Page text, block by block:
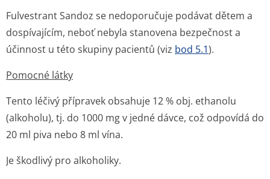
Fulvestrant Sandoz se nedoporučuje podávat dětem a
dospívajícím, neboť nebyla stanovena bezpečnost a
účinnost u této skupiny pacientů (viz bod 5.1).
Pomocné látky
Tento léčivý přípravek obsahuje 12 % obj. ethanolu
(alkoholu), tj. do 1000 mg v jedné dávce, což odpovídá do
20 ml piva nebo 8 ml vína.
Je škodlivý pro alkoholiky.